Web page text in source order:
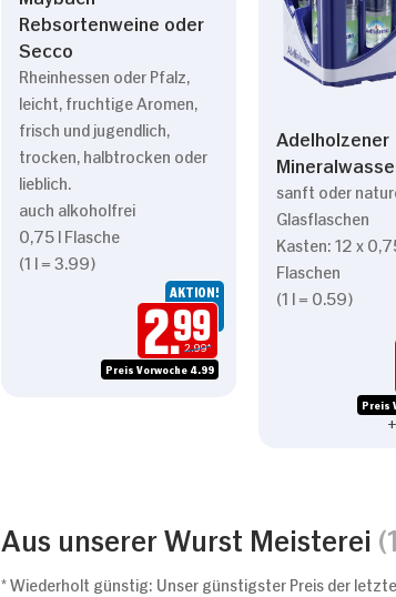
Rebsortenweine oder
Secco
Rheinhessen oder Pfalz,
leicht, fruchtige Aromen,
frisch und jugendlich,
trocken, halbtrocken oder
lieblich.
auch alkoholfrei
0,75 l Flasche
(1 l = 3.99)
AKTION!
2.99
2.99*
Preis Vorwoche 4.99
Adelholzener
sanft oder
Glasflaschen
Kasten: 12 x
Flaschen
(1 l = 0.59)
Preis
Aus unserer Wurst Meisterei
* Wiederholt günstig: Unser günstigster Preis der